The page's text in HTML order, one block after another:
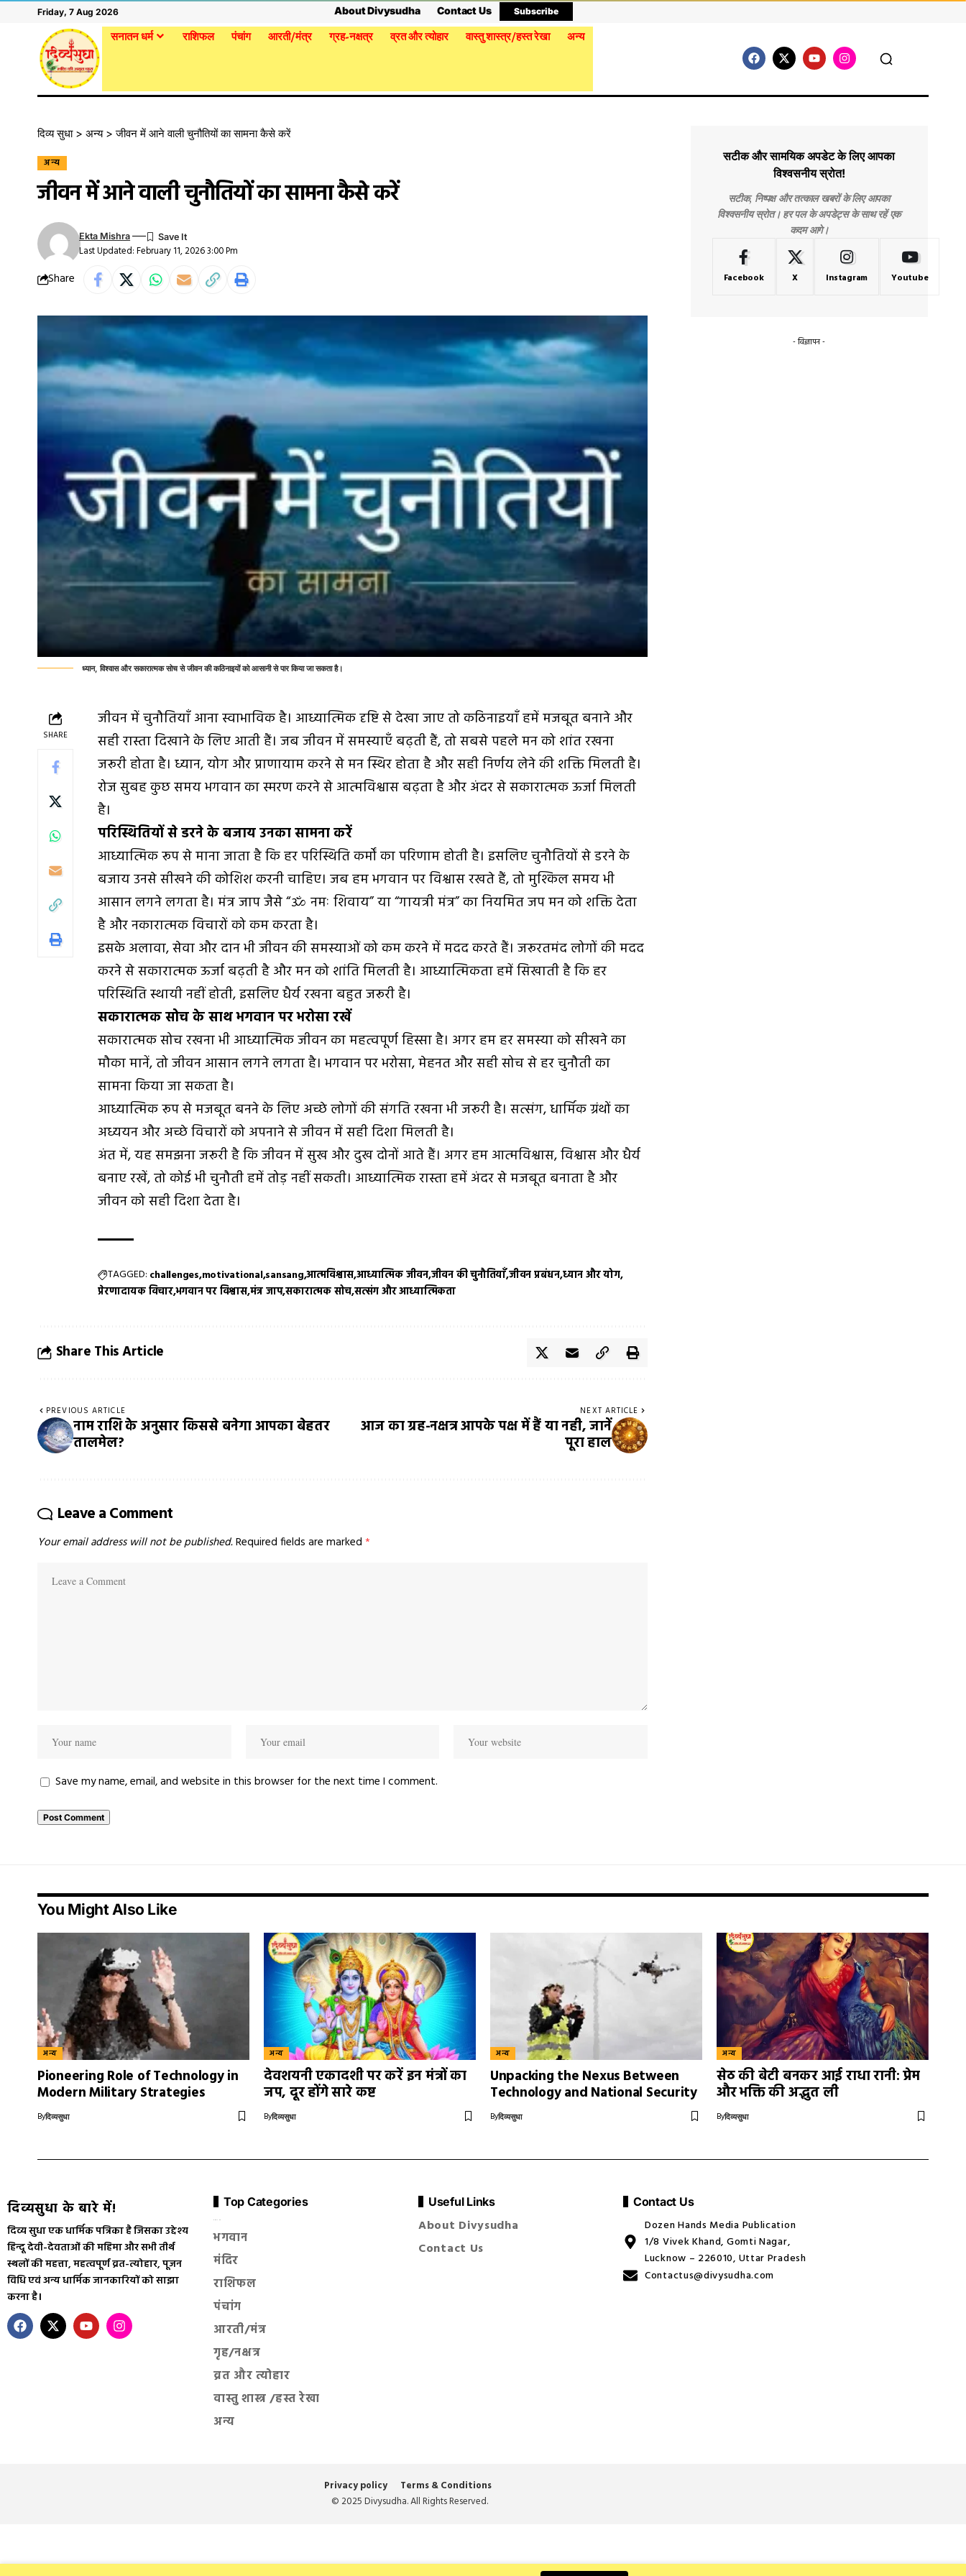
Friday, 7 Aug 2026 About Divysudha Contact Us Subscribe
सनातन धर्म राशिफल पंचांग आरती/मंत्र ग्रह-नक्षत्र व्रत और त्योहार वास्तु शास्त्र/हस्त रेखा अन्य
दिव्य सुधा> अन्य>जीवन में आने वाली चुनौतियों का सामना कैसे करें
अन्य
जीवन में आने वाली चुनौतियों का सामना कैसे करें
Last Updated: February 11, 2026 3:00 Pm
Ekta Mishra
Share
ध्यान, विश्वास और सकारात्मक सोच से जीवन की कठिनाइयों को आसानी से पार किया जा सकता है।
SHARE
जीवन में चुनौतियाँ आना स्वाभाविक है। आध्यात्मिक दृष्टि से देखा जाए तो कठिनाइयाँ हमें मजबूत बनाने और
सही रास्ता दिखाने के लिए आती हैं। जब जीवन में समस्याएँ बढ़ती हैं, तो सबसे पहले मन को शांत रखना
जरूरी होता है। ध्यान, योग और प्राणायाम करने से मन स्थिर होता है और सही निर्णय लेने की शक्ति मिलती है।
रोज सुबह कुछ समय भगवान का स्मरण करने से आत्मविश्वास बढ़ता है और अंदर से सकारात्मक ऊर्जा मिलती
है।
परिस्थितियों से डरने के बजाय उनका सामना करें
आध्यात्मिक रूप से माना जाता है कि हर परिस्थिति कर्मों का परिणाम होती है। इसलिए चुनौतियों से डरने के
बजाय उनसे सीखने की कोशिश करनी चाहिए। जब हम भगवान पर विश्वास रखते हैं, तो मुश्किल समय भी
आसान लगने लगता है। मंत्र जाप जैसे “ॐ नमः शिवाय” या “गायत्री मंत्र” का नियमित जप मन को शक्ति देता
है और नकारात्मक विचारों को कम करता है।
इसके अलावा, सेवा और दान भी जीवन की समस्याओं को कम करने में मदद करते हैं। जरूरतमंद लोगों की मदद
करने से सकारात्मक ऊर्जा बढ़ती है और मन को शांति मिलती है। आध्यात्मिकता हमें सिखाती है कि हर
परिस्थिति स्थायी नहीं होती, इसलिए धैर्य रखना बहुत जरूरी है।
सकारात्मक सोच के साथ भगवान पर भरोसा रखें
सकारात्मक सोच रखना भी आध्यात्मिक जीवन का महत्वपूर्ण हिस्सा है। अगर हम हर समस्या को सीखने का
मौका मानें, तो जीवन आसान लगने लगता है। भगवान पर भरोसा, मेहनत और सही सोच से हर चुनौती का
सामना किया जा सकता है।
आध्यात्मिक रूप से मजबूत बनने के लिए अच्छे लोगों की संगति रखना भी जरूरी है। सत्संग, धार्मिक ग्रंथों का
अध्ययन और अच्छे विचारों को अपनाने से जीवन में सही दिशा मिलती है।
अंत में, यह समझना जरूरी है कि जीवन में सुख और दुख दोनों आते हैं। अगर हम आत्मविश्वास, विश्वास और धैर्य
बनाए रखें, तो कोई भी चुनौती हमें तोड़ नहीं सकती। आध्यात्मिक रास्ता हमें अंदर से मजबूत बनाता है और
जीवन को सही दिशा देता है।
TAGGED: challengesmotivationalsansangआत्मविश्वासआध्यात्मिक जीवनजीवन की चुनौतियाँजीवन प्रबंधनध्यान और योग
प्रेरणादायक विचारभगवान पर विश्वासमंत्र जापसकारात्मक सोचसत्संग और आध्यात्मिकता
Share This Article
PREVIOUS ARTICLE
नाम राशि के अनुसार किससे बनेगा आपका बेहतर
तालमेल?
NEXT ARTICLE
आज का ग्रह-नक्षत्र आपके पक्ष में हैं या नही, जानें
पूरा हाल
Leave a Comment
Your email address will not be published.Required fields are marked *
Save my name, email, and website in this browser for the next time I comment.
सटीक और सामयिक अपडेट के लिए आपका
विश्वसनीय स्रोत!
सटीक, निष्पक्ष और तत्काल खबरों के लिए आपका
विश्वसनीय स्रोत। हर पल के अपडेट्स के साथ रहें एक
कदम आगे।
Facebook X Instagram Youtube
- विज्ञापन -
You Might Also Like
अन्य
Pioneering Role of Technology in
Modern Military Strategies
Byदिव्यसुधा
अन्य
देवशयनी एकादशी पर करें इन मंत्रों का
जप, दूर होंगे सारे कष्ट
Byदिव्यसुधा
अन्य
Unpacking the Nexus Between
Technology and National Security
Byदिव्यसुधा
अन्य
सेठ की बेटी बनकर आई राधा रानी: प्रेम
और भक्ति की अद्भुत ली
Byदिव्यसुधा
दिव्यसुधा के बारे में!
दिव्य सुधा एक धार्मिक पत्रिका है जिसका उद्देश्य
हिन्दू देवी-देवताओं की महिमा और सभी तीर्थ
स्थलों की महत्ता, महत्वपूर्ण व्रत-त्योहार, पूजन
विधि एवं अन्य धार्मिक जानकारियों को साझा
करना है।
Top Categories
भगवान
मंदिर
राशिफल
पंचांग
आरती/मंत्र
गृह/नक्षत्र
व्रत और त्योहार
वास्तु शास्त्र /हस्त रेखा
अन्य
Useful Links
About Divysudha
Contact Us
Contact Us
Dozen Hands Media Publication
1/8 Vivek Khand, Gomti Nagar,
Lucknow – 226010, Uttar Pradesh
Contactus@divysudha.com
Privacy policy
Terms & Conditions
© 2025 Divysudha. All Rights Reserved.